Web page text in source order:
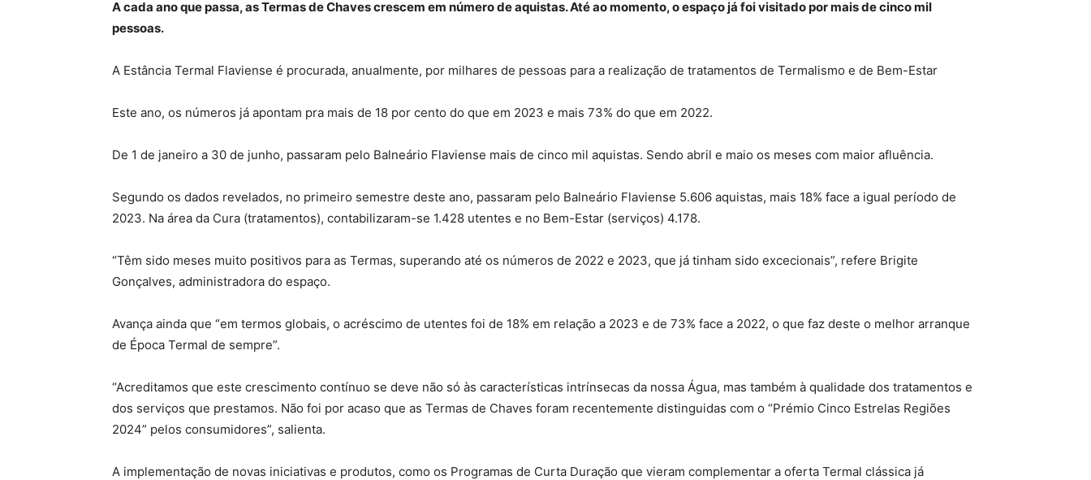
A cada ano que passa, as Termas de Chaves crescem em número de aquistas. Até ao momento, o espaço já foi visitado por mais de cinco mil
pessoas.
A Estância Termal Flaviense é procurada, anualmente, por milhares de pessoas para a realização de tratamentos de Termalismo e de Bem-Estar
Este ano, os números já apontam pra mais de 18 por cento do que em 2023 e mais 73% do que em 2022.
De 1 de janeiro a 30 de junho, passaram pelo Balneário Flaviense mais de cinco mil aquistas. Sendo abril e maio os meses com maior afluência.
Segundo os dados revelados, no primeiro semestre deste ano, passaram pelo Balneário Flaviense 5.606 aquistas, mais 18% face a igual período de
2023. Na área da Cura (tratamentos), contabilizaram-se 1.428 utentes e no Bem-Estar (serviços) 4.178.
“Têm sido meses muito positivos para as Termas, superando até os números de 2022 e 2023, que já tinham sido excecionais”, refere Brigite
Gonçalves, administradora do espaço.
Avança ainda que “em termos globais, o acréscimo de utentes foi de 18% em relação a 2023 e de 73% face a 2022, o que faz deste o melhor arranque
de Época Termal de sempre”.
“Acreditamos que este crescimento contínuo se deve não só às características intrínsecas da nossa Água, mas também à qualidade dos tratamentos e
dos serviços que prestamos. Não foi por acaso que as Termas de Chaves foram recentemente distinguidas com o “Prémio Cinco Estrelas Regiões
2024” pelos consumidores”, salienta.
A implementação de novas iniciativas e produtos, como os Programas de Curta Duração que vieram complementar a oferta Termal clássica já